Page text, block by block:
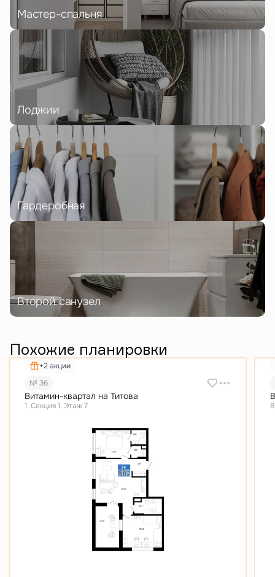
Мастер-спальня
Лоджии
Гардеробная
Второй санузел
Похожие планировки
+2 акции
№ 36
Витамин-квартал на Титова
1, Секция 1, Этаж 7